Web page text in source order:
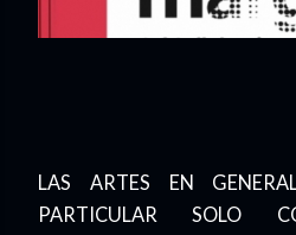
LAS ARTES EN
PARTICULAR SOLO